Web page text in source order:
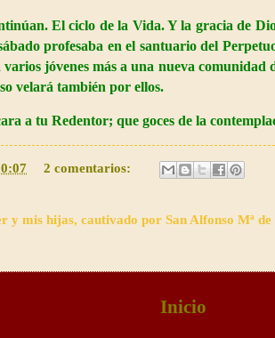
El ciclo de la Vida. Y la gracia de
profesaba en el santuario del
jóvenes más a una nueva comunidad
velará también por ellos.
a tu Redentor; que goces de la
2 comentarios:
y mis hijas, cautivado por San Alfonso Mª
Inicio